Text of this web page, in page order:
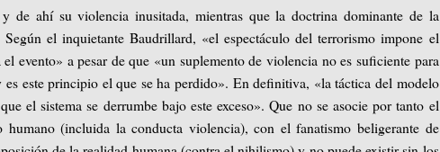
de ahí su violencia inusitada, mientras que la doctrina dominante de la
el inquietante Baudrillard, «el espectáculo del terrorismo impone el
evento» a pesar de que «un suplemento de violencia no es suficiente para
este principio el que se ha perdido». En definitiva, «la táctica del modelo
el sistema se derrumbe bajo este exceso». Que no se asocie por tanto el
(incluida la conducta violencia), con el fanatismo beligerante de